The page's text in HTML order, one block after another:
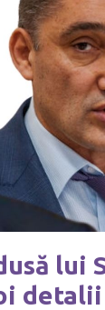
lui
detalii